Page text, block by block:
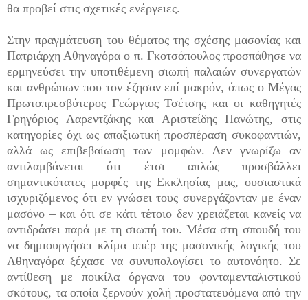
θα προβεί στις σχετικές ενέργειες.
Στην πραγμάτευση του θέματος της σχέσης μασονίας και
Πατριάρχη Αθηναγόρα ο π. Γκοτσόπουλος προσπάθησε να
ερμηνεύσει την υποτιθέμενη σιωπή παλαιών συνεργατών
και ανθρώπων που τον έζησαν επί μακρόν, όπως ο Μέγας
Πρωτοπρεσβύτερος Γεώργιος Τσέτσης και οι καθηγητές
Γρηγόριος Λαρεντζάκης και Αριστείδης Πανώτης, στις
κατηγορίες όχι ως απαξιωτική προσπέραση συκοφαντιών,
αλλά ως επιβεβαίωση των μομφών. Δεν γνωρίζω αν
αντιλαμβάνεται ότι έτσι απλώς προσβάλλει
σημαντικότατες μορφές της Εκκλησίας μας, ουσιαστικά
ισχυριζόμενος ότι εν γνώσει τους συνεργάζονταν με έναν
μασόνο – και ότι σε κάτι τέτοιο δεν χρειάζεται κανείς να
αντιδράσει παρά με τη σιωπή του. Μέσα στη σπουδή του
να δημιουργήσει κλίμα υπέρ της μασονικής λογικής του
Αθηναγόρα ξέχασε να συνυπολογίσει το αυτονόητο. Σε
αντίθεση με ποικίλα όργανα του φονταμενταλιστικού
σκότους, τα οποία ξερνούν χολή προστατευόμενα από την